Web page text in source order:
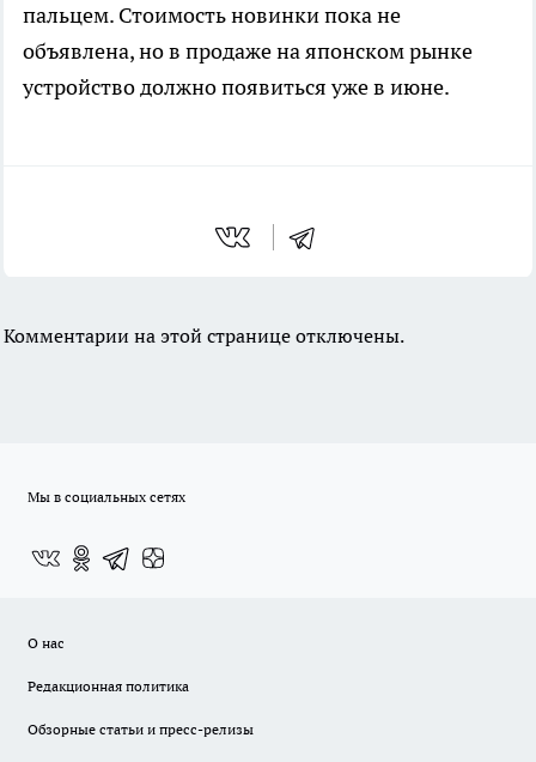
пальцем. Стоимость новинки пока не
объявлена, но в продаже на японском рынке
устройство должно появиться уже в июне.
Комментарии на этой странице отключены.
Мы в социальных сетях
О нас
Редакционная политика
Обзорные статьи и пресс-релизы